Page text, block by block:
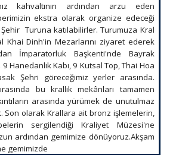
kahvaltının ardından arzu eden
ekstra olarak organize edeceği
Turuna katılabilirler. Turumuza Kral
Khai Dinh'in Mezarlarını ziyaret ederek
İmparatorluk Başkenti'nde Bayrak
Hanedanlık Kabı, 9 Kutsal Top, Thai Hoa
Şehri göreceğimiz yerler arasında.
bu krallık mekânları tamamen
arasında yürümek de unutulmaz
Son olarak Krallara ait bronz işlemelerin,
sergilendiği Kraliyet Müzesi'ne
ardından gemimize dönüyoruz.Akşam
gemimizde